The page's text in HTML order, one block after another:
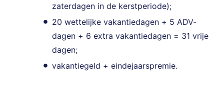
zaterdagen in de kerstperiode);
20 wettelijke vakantiedagen + 5 ADV-
dagen + 6 extra vakantiedagen = 31 vrije
dagen;
vakantiegeld + eindejaarspremie.